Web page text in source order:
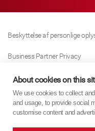
Beskyttelse af personlige
Business Partner Privacy
Cookie Politik
Modern Slavery Act Policy
About cookies on this
We use cookies to collect
and usage, to provide social
customise content and